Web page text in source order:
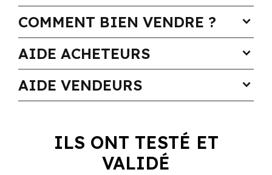
COMMENT BIEN VENDRE ? expand_more
AIDE ACHETEURS expand_more
AIDE VENDEURS expand_more
ILS ONT TESTÉ ET
VALIDÉ